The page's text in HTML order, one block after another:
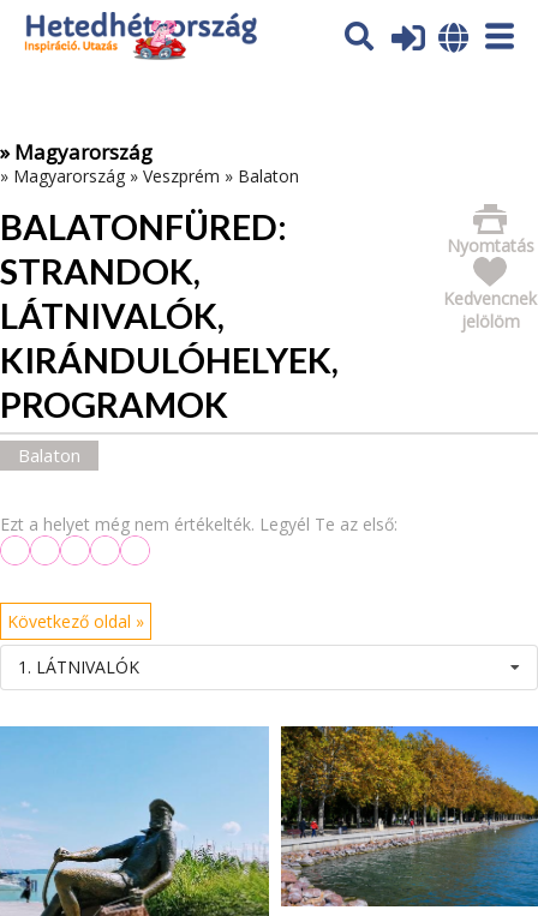
Az oldal sütiket (cookies) használ. További tájékoztatás itt:
Adatvédelmi tájékoztató
» Magyarország
» Magyarország » Veszprém » Balaton
BALATONFÜRED:
STRANDOK,
LÁTNIVALÓK,
KIRÁNDULÓHELYEK,
PROGRAMOK
Nyomtatás
Kedvencnek
jelölöm
Balaton
Ezt a helyet még nem értékelték. Legyél Te az első:
Következő oldal »
1. LÁTNIVALÓK